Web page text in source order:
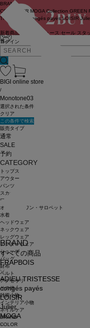
ログイン
BRAND
COUTURIER MOGA Collection GREEN
TRISTESSE
congés payés LOISIR
新着商品 ニュース セール スタ
せ
BRAND
すべての商品
FRAPBOIS
ADIEU TRISTESSE
congés payés
LOISIR
Julier
MOGA
BIGI online store
/
Monotone03
選択された条件
クリア
この条件で検索
販売タイプ
通常
SALE
予約
CATEGORY
トップス
アウター
パンツ
スカート
ワンピース
オールインワン・サロペット
水着
ヘッドウェア
ネックウェア
レッグウェア
アンダーウェア
シューズ
バッグ
財布
ベルト
アクセサリ
その他
雑貨小物
インテリア小物
ネイルケア
BRAND
COLOR